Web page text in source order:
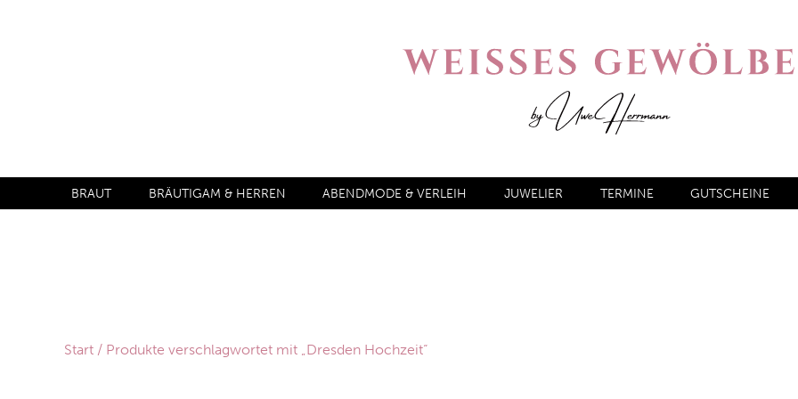
BRAUT BRÄUTIGAM & HERREN ABENDMODE & VERLEIH JUWELIER TERMINE GUTSCHEINE
Start / Produkte verschlagwortet mit „Dresden Hochzeit“